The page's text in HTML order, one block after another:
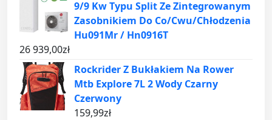
9/9 Kw Typu Split Ze Zintegrowanym
Zasobnikiem Do Co/Cwu/Chłodzenia
Hu091Mr / Hn0916T
26 939,00zł
Rockrider Z Bukłakiem Na Rower
Mtb Explore 7L 2 Wody Czarny
Czerwony
159,99zł